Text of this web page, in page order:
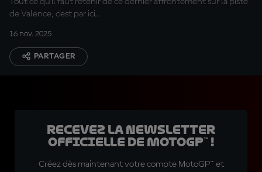
de Valence, c'est par ici…
16 nov. 2025
PARTAGER
Recevez la Newsletter
officielle de MotoGP™ !
Créez dès maintenant votre compte MotoGP™ et